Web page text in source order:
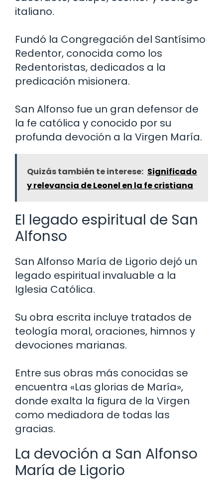
italiano.
Fundó la Congregación del Santísimo
Redentor, conocida como los
Redentoristas, dedicados a la
predicación misionera.
San Alfonso fue un gran defensor de
la fe católica y conocido por su
profunda devoción a la Virgen María.
Quizás también te interese: Significado
y relevancia de Leonel en la fe cristiana
El legado espiritual de San
Alfonso
San Alfonso María de Ligorio dejó un
legado espiritual invaluable a la
Iglesia Católica.
Su obra escrita incluye tratados de
teología moral, oraciones, himnos y
devociones marianas.
Entre sus obras más conocidas se
encuentra «Las glorias de María»,
donde exalta la figura de la Virgen
como mediadora de todas las
gracias.
La devoción a San Alfonso
María de Ligorio